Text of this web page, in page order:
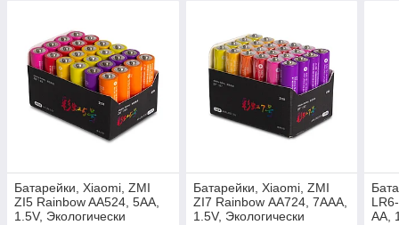
Батарейки, Xiaomi, ZMI
ZI5 Rainbow AA524, 5AA,
1.5V, Экологически
Батарейки, Xiaomi, ZMI
ZI7 Rainbow АА724, 7AAA,
1.5V, Экологически
AA,